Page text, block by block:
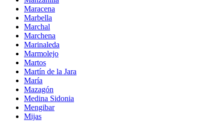
Maracena
Marbella
Marchal
Marchena
Marinaleda
Marmolejo
Martos
Martín de la Jara
María
Mazagón
Medina Sidonia
Mengibar
Mijas